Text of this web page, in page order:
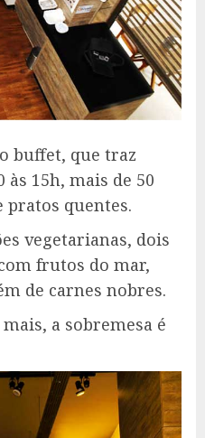
buffet, que traz
15h, mais de 50
pratos quentes.
vegetarianas, dois
frutos do mar,
de carnes nobres.
a sobremesa é